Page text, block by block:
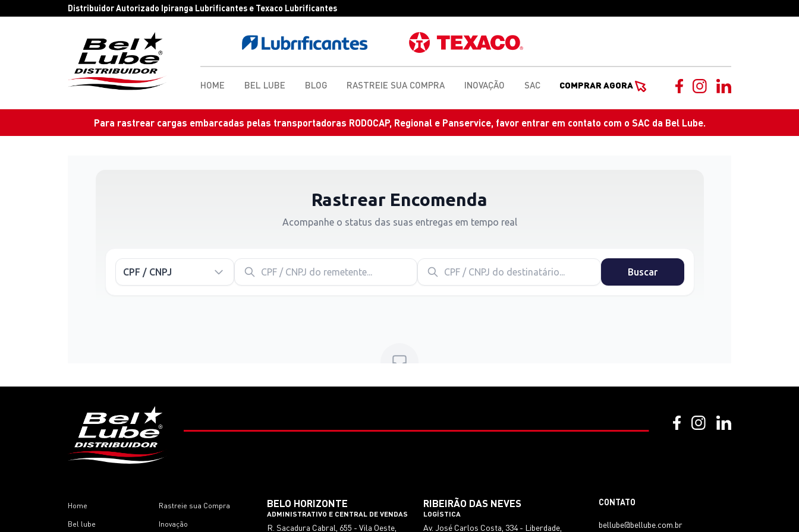
Distribuidor Autorizado Ipiranga Lubrificantes e Texaco Lubrificantes
HOME BEL LUBE BLOG RASTREIE SUA COMPRA INOVAÇÃO SAC COMPRAR AGORA
Para rastrear cargas embarcadas pelas transportadoras RODOCAP, Regional e Panservice, favor entrar em contato com o SAC da Bel Lube.
Home Rastreie sua Compra
Bel lube Inovação
BELO HORIZONTE
ADMINISTRATIVO E CENTRAL DE VENDAS
R. Sacadura Cabral, 655 - Vila Oeste,
RIBEIRÃO DAS NEVES
LOGÍSTICA
Av. José Carlos Costa, 334 - Liberdade,
CONTATO
bellube@bellube.com.br